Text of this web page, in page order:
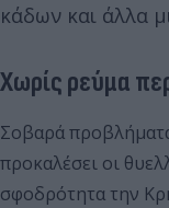
κάδων και άλλα
Χωρίς ρεύμα
Σοβαρά
προκαλέσει οι
σφοδρότητα την